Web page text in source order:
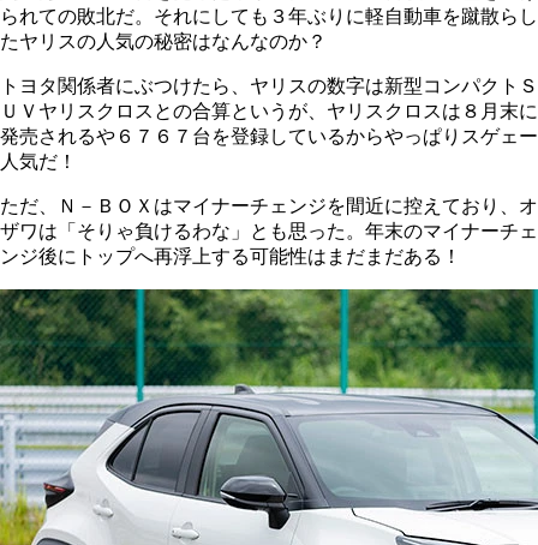
られての敗北だ。それにしても３年ぶりに軽自動車を蹴散らし
たヤリスの人気の秘密はなんなのか？
トヨタ関係者にぶつけたら、ヤリスの数字は新型コンパクトＳ
ＵＶヤリスクロスとの合算というが、ヤリスクロスは８月末に
発売されるや６７６７台を登録しているからやっぱりスゲェー
人気だ！
ただ、Ｎ－ＢＯＸはマイナーチェンジを間近に控えており、オ
ザワは「そりゃ負けるわな」とも思った。年末のマイナーチェ
ンジ後にトップへ再浮上する可能性はまだまだある！